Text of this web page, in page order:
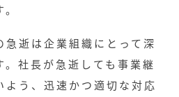
逝は企業組織にとって深
社長が急逝しても事業継
う、迅速かつ適切な対応